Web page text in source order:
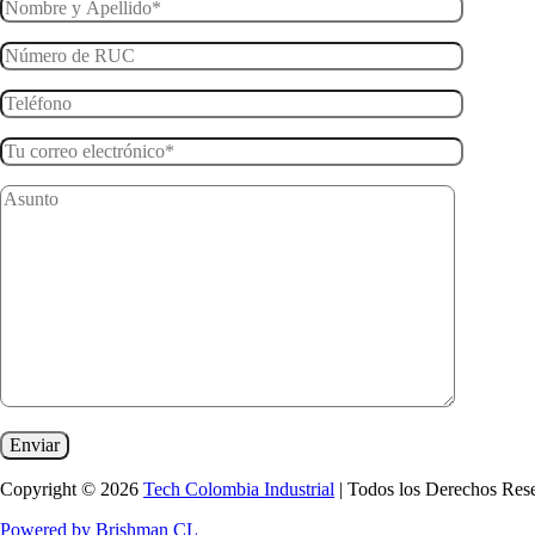
Copyright © 2026 Tech Colombia Industrial | Todos los Derechos
Powered by Brishman CL